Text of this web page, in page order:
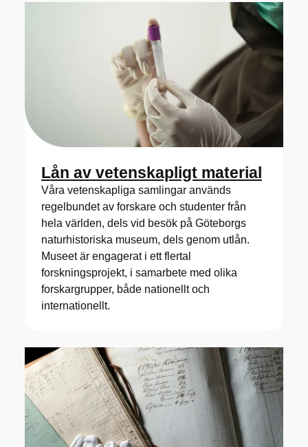
Lån av vetenskapligt material
Våra vetenskapliga samlingar används
regelbundet av forskare och studenter från
hela världen, dels vid besök på Göteborgs
naturhistoriska museum, dels genom utlån.
Museet är engagerat i ett flertal
forskningsprojekt, i samarbete med olika
forskargrupper, både nationellt och
internationellt.